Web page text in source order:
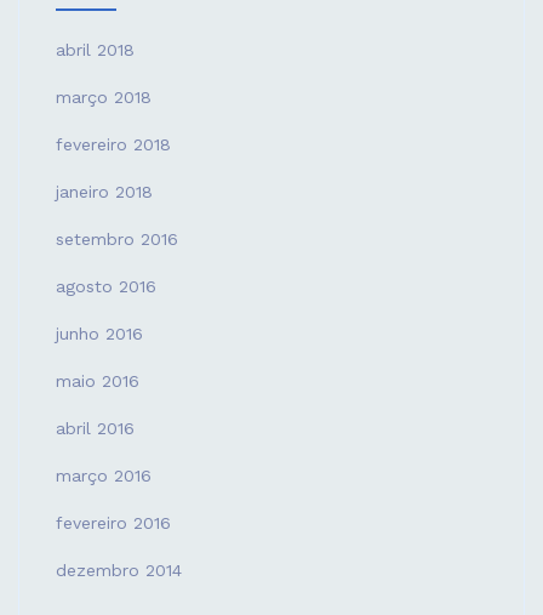
abril 2018
março 2018
fevereiro 2018
janeiro 2018
setembro 2016
agosto 2016
junho 2016
maio 2016
abril 2016
março 2016
fevereiro 2016
dezembro 2014